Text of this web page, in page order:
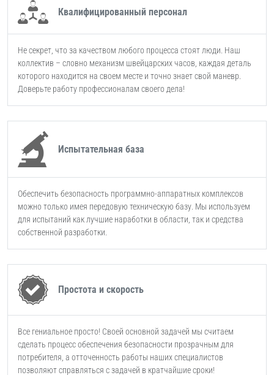
Квалифицированный персонал
Не секрет, что за качеством любого процесса стоят люди. Наш
коллектив – словно механизм швейцарских часов, каждая деталь
которого находится на своем месте и точно знает свой маневр.
Доверьте работу профессионалам своего дела!
Испытательная база
Обеспечить безопасность программно-аппаратных комплексов
можно только имея передовую техническую базу. Мы используем
для испытаний как лучшие наработки в области, так и средства
собственной разработки.
Простота и скорость
Все гениальное просто! Своей основной задачей мы считаем
сделать процесс обеспечения безопасности прозрачным для
потребителя, а отточенность работы наших специалистов
позволяют справляться с задачей в кратчайшие сроки!